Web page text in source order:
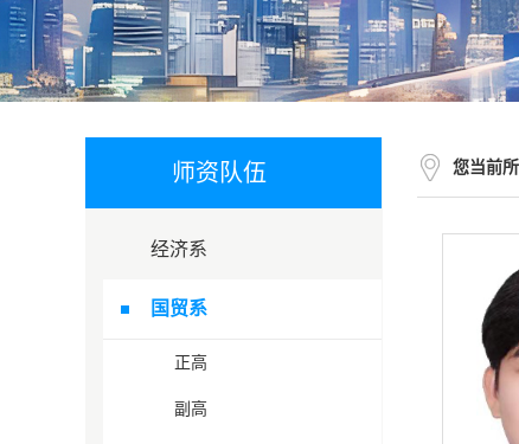
师资队伍
经济系
国贸系
正高
副高
您当前所